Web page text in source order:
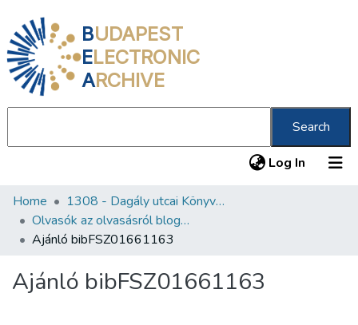
BUDAPEST
ELECTRONIC
ARCHIVE
Search
Log In (current)
Communities & Collections
All of DSpace
About us
Home
1308 - Dagály utcai Könyvtár
Olvasók az olvasásról blog könyvajánlói
Ajánló bibFSZ01661163
Ajánló bibFSZ01661163